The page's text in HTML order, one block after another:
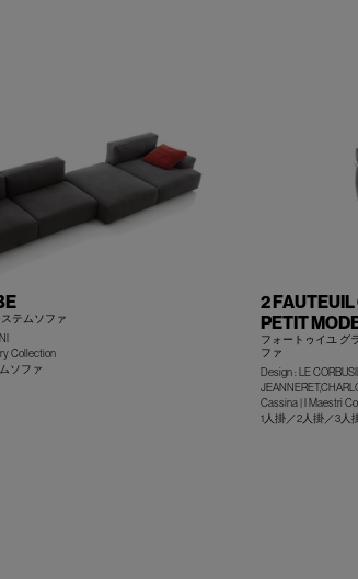
テムソファ
Collection
ソファ
2
PETIT
フォートゥイユ グ
ファ
Design : LE
Cassina | I Maestri
1人掛／2人掛／3人